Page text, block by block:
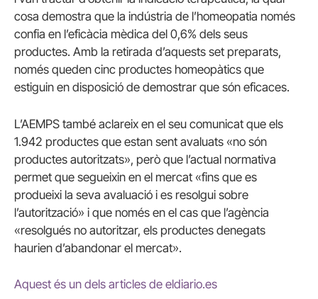
cosa demostra que la indústria de l’homeopatia només
confia en l’eficàcia mèdica del 0,6% dels seus
productes. Amb la retirada d’aquests set preparats,
només queden cinc productes homeopàtics que
estiguin en disposició de demostrar que són eficaces.
L’AEMPS també aclareix en el seu comunicat que els
1.942 productes que estan sent avaluats «no són
productes autoritzats», però que l’actual normativa
permet que segueixin en el mercat «fins que es
produeixi la seva avaluació i es resolgui sobre
l’autorització» i que només en el cas que l’agència
«resolgués no autoritzar, els productes denegats
haurien d’abandonar el mercat».
Aquest és un dels articles de eldiario.es